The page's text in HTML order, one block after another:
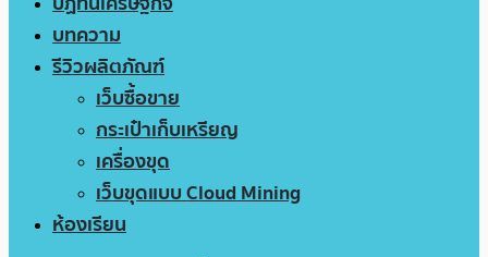
บทความ
รีวิวผลิตภัณฑ์
เว็บซื้อขาย
กระเป๋าเก็บเหรียญ
เครื่องขุด
เว็บขุดแบบ Cloud Mining
ห้องเรียน